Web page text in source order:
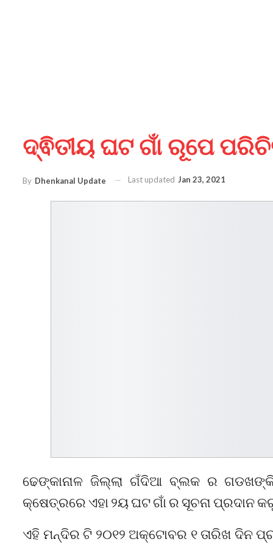
ଦ୍ଵିତୀୟ ଘଟ ଗାଁ ରୂପେ
By Dhenkanal Update Last updated Jan 23, 2021
ଢେଙ୍କାନାଳ ଜିଲ୍ଲା ଗଁଦିଆ ବ୍ଲକ ର
କ୍ଷେତ୍ରରେ ଏହା ୨ୟ ଘଟ ଗାଁ ର ସୂଚନା ପ୍ରଦାନ
ଏହି ମନ୍ଦିର ଟି ୨୦୧୨ ଅକ୍ଟୋବର ୧ ତାରିଖ ଦିନ